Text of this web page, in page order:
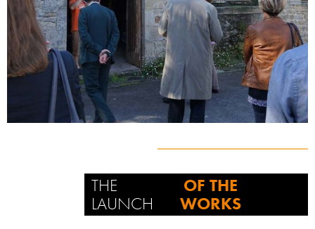
THE
LAUNCH
OF THE
WORKS